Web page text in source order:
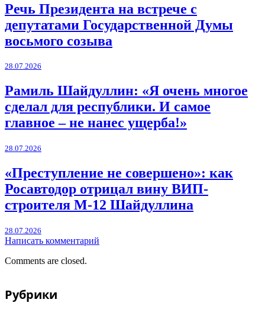
Речь Президента на встрече с
депутатами Государственной Думы
восьмого созыва
28.07.2026
Рамиль Шайдуллин: «Я очень многое
сделал для республики. И самое
главное – не нанес ущерба!»
28.07.2026
«Преступление не совершено»: как
Росавтодор отрицал вину ВИП-
строителя М-12 Шайдуллина
28.07.2026
Написать комментарий
Comments are closed.
Рубрики